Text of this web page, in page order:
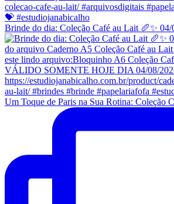
Brinde do dia: Coleção Café au Lait 🥖✨ 04/
Um Toque de Paris na Sua Rotina: Coleção